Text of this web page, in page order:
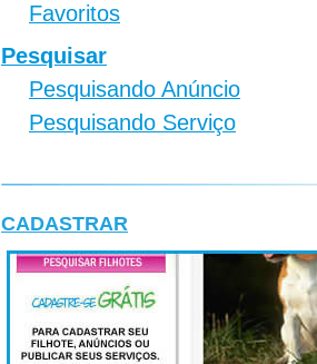
Favoritos
Pesquisar
Pesquisando Anúncio
Pesquisando Serviço
CADASTRAR